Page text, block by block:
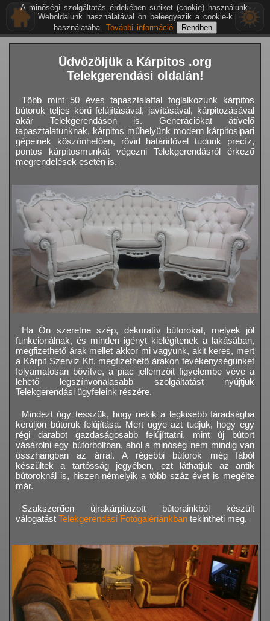
Üdvözöljük a Kárpitos .org
Telekgerendási oldalán!
Több mint 50 éves tapasztalattal foglalkozunk kárpitos
bútorok teljes körű felújításával, javításával, kárpitozásával
akár Telekgerendáson is. Generációkat átívelő
tapasztalatunknak, kárpitos műhelyünk modern kárpitosipari
gépeinek köszönhetően, rövid határidővel tudunk precíz,
pontos kárpitosmunkát végezni Telekgerendásról érkező
megrendelések esetén is.
Ha Ön szeretne szép, dekoratív bútorokat, melyek jól
funkcionálnak, és minden igényt kielégítenek a lakásában,
megfizethető árak mellet akkor mi vagyunk, akit keres, mert
a Kárpit Szerviz Kft. megfizethető árakon tevékenységünket
folyamatosan bővítve, a piac jellemzőit figyelembe véve a
lehető legszínvonalasabb szolgáltatást nyújtjuk
Telekgerendási ügyfeleink részére.
Mindezt úgy tesszük, hogy nekik a legkisebb fáradságba
kerüljön bútoruk felújítása. Mert ugye azt tudjuk, hogy egy
régi darabot gazdaságosabb felújíttatni, mint új bútort
vásárolni egy bútorboltban, ahol a minőség nem mindig van
összhangban az árral. A régebbi bútorok még fából
készültek a tartósság jegyében, ezt láthatjuk az antik
bútoroknál is, hiszen némelyik a több száz évet is megélte
már.
Szakszerűen újrakárpitozott bútorainkból készült
válogatást Telekgerendási Fotógalériánkban tekintheti meg.
A minőségi szolgáltatás érdekében sütiket (cookie) használunk.
Weboldalunk használatával ön beleegyezik a cookie-k
használatába. További információ